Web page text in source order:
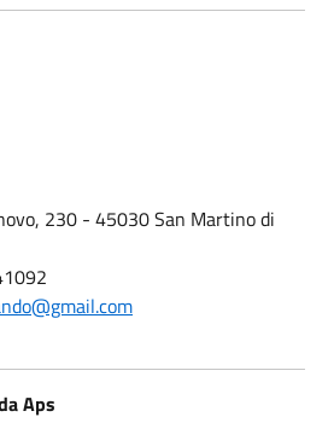
230 - 45030 San Martino di
Aps